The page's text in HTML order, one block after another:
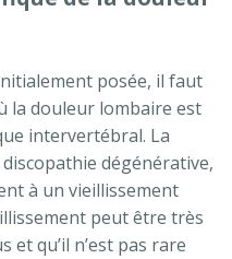
posée, il faut
la douleur lombaire est
intervertébral. La
dégénérative,
à un vieillissement
peut être très
et qu’il n’est pas rare